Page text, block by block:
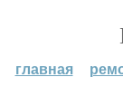
главная